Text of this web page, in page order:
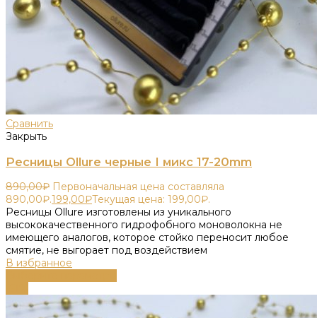
Сравнить
Закрыть
Ресницы Ollure черные I микс 17-20mm
890,00₽ Первоначальная цена составляла
890,00₽.199,00₽Текущая цена: 199,00₽.
Ресницы Ollure изготовлены из уникального
высококачественного гидрофобного моноволокна не
имеющего аналогов, которое стойко переносит любое
смятие, не выгорает под воздействием
В избранное